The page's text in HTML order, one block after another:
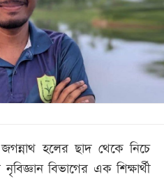
জগন্নাথ হলের ছাদ থেকে নিচে
বিভাগের এক শিক্ষার্থী